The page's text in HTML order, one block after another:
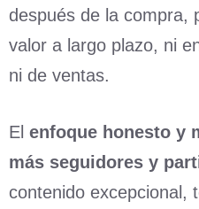
después de la compra,
valor a largo plazo, ni
ni de ventas.
El enfoque honesto y
más seguidores y
contenido excepcional,